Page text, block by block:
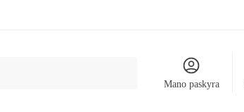
Mano paskyra